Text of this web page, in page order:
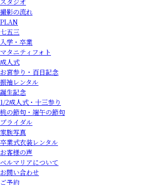
撮影の流れ
PLAN
七五三
入学・卒業
マタニティフォト
成人式
お宮参り・百日記念
振袖レンタル
誕生記念
1/2成人式・十三参り
桃の節句・端午の節句
ブライダル
家族写真
卒業式衣装レンタル
お客様の声
ベルマリアについて
お問い合わせ
ご予約